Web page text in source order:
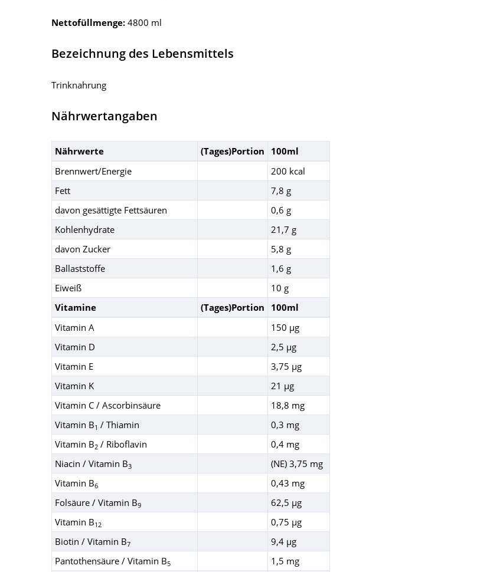
Nettofüllmenge: 4800 ml
Bezeichnung des Lebensmittels
Trinknahrung
Nährwertangaben
Nährwerte (Tages)Portion
100ml
Brennwert/Energie
200 kcal
Fett
7,8 g
davon gesättigte Fettsäuren
0,6 g
Kohlenhydrate
21,7 g
davon Zucker
5,8 g
Ballaststoffe
1,6 g
Eiweiß
10 g
Vitamine
(Tages)Portion
100ml
Vitamin A
150 µg
Vitamin D
2,5 µg
Vitamin E
3,75 µg
Vitamin K
21 µg
Vitamin C / Ascorbinsäure
18,8 mg
Vitamin B1 / Thiamin
0,3 mg
Vitamin B2 / Riboflavin
0,4 mg
Niacin / Vitamin B3
(NE) 3,75 mg
Vitamin B6
0,43 mg
Folsäure / Vitamin B9
62,5 µg
Vitamin B12
0,75 µg
Biotin / Vitamin B7
9,4 µg
Pantothensäure / Vitamin B5
1,5 mg